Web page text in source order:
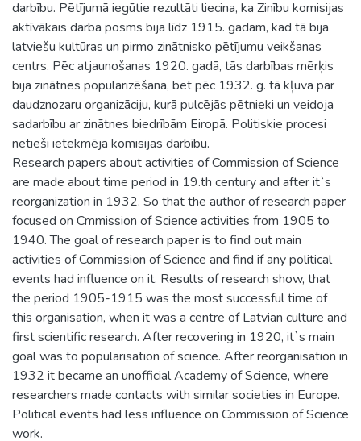
darbību. Pētījumā iegūtie rezultāti liecina, ka Zinību komisijas
aktīvākais darba posms bija līdz 1915. gadam, kad tā bija
latviešu kultūras un pirmo zinātnisko pētījumu veikšanas
centrs. Pēc atjaunošanas 1920. gadā, tās darbības mērķis
bija zinātnes popularizēšana, bet pēc 1932. g. tā kļuva par
daudznozaru organizāciju, kurā pulcējās pētnieki un veidoja
sadarbību ar zinātnes biedrībām Eiropā. Politiskie procesi
netieši ietekmēja komisijas darbību.
Research papers about activities of Commission of Science
are made about time period in 19.th century and after it`s
reorganization in 1932. So that the author of research paper
focused on Cmmission of Science activities from 1905 to
1940. The goal of research paper is to find out main
activities of Commission of Science and find if any political
events had influence on it. Results of research show, that
the period 1905-1915 was the most successful time of
this organisation, when it was a centre of Latvian culture and
first scientific research. After recovering in 1920, it`s main
goal was to popularisation of science. After reorganisation in
1932 it became an unofficial Academy of Science, where
researchers made contacts with similar societies in Europe.
Political events had less influence on Commission of Science
work.